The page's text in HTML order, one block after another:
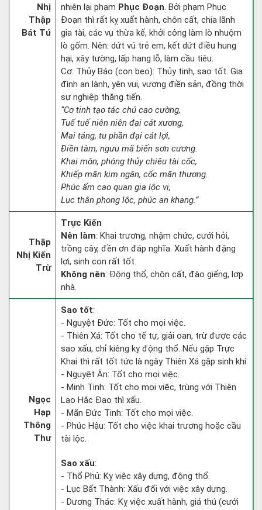
Nhị
Thập
Bát Tú
nhiên lại phạm Phục Đoạn. Bởi phạm Phục
Đoạn thì rất kỵ xuất hành, chôn cất, chia lãnh
gia tài, các vụ thừa kế, khởi công làm lò nhuộm
lò gốm. Nên: dứt vú trẻ em, kết dứt điều hung
hại, xây tường, lấp hang lỗ, làm cầu tiêu.
Cơ: Thủy Báo (con beo): Thủy tinh, sao tốt. Gia
đình an lành, yên vui, vượng điền sản, đồng thời
sự nghiệp thăng tiến.
“Cơ tinh tạo tác chủ cao cường,
Tuế tuế niên niên đại cát xương,
Mai táng, tu phần đại cát lợi,
Điền tàm, ngưu mã biến sơn cương.
Khai môn, phóng thủy chiêu tài cốc,
Khiếp mãn kim ngân, cốc mãn thương.
Phúc ấm cao quan gia lộc vị,
Lục thân phong lộc, phúc an khang.”
Thập
Nhị Kiến
Trừ
Trực Kiến
Nên làm: Khai trương, nhậm chức, cưới hỏi,
trồng cây, đền ơn đáp nghĩa. Xuất hành đặng
lợi, sinh con rất tốt.
Không nên: Động thổ, chôn cất, đào giếng, lợp
nhà.
Ngọc
Hạp
Thông
Thư
Sao tốt:
- Nguyệt Đức: Tốt cho mọi việc.
- Thiên Xá: Tốt cho tế tự, giải oan, trừ được các
sao xấu, chỉ kiêng kỵ động thổ. Nếu gặp Trực
Khai thì rất tốt tức là ngày Thiên Xá gặp sinh khí.
- Nguyệt Ân: Tốt cho mọi việc.
- Minh Tinh: Tốt cho mọi việc, trùng với Thiên
Lao Hắc Đạo thì xấu.
- Mãn Đức Tinh: Tốt cho mọi việc.
- Phúc Hậu: Tốt cho việc khai trương hoặc cầu
tài lộc.
Sao xấu:
- Thổ Phủ: Kỵ việc xây dựng, động thổ.
- Lục Bất Thành: Xấu đối với việc xây dựng.
- Dương Thác: Kỵ việc xuất hành, giá thú (cưới